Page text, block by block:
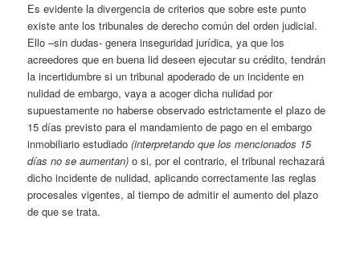
Es evidente la divergencia de criterios que sobre este punto
existe ante los tribunales de derecho común del orden judicial.
Ello –sin dudas- genera inseguridad jurídica, ya que los
acreedores que en buena lid deseen ejecutar su crédito, tendrán
la incertidumbre si un tribunal apoderado de un incidente en
nulidad de embargo, vaya a acoger dicha nulidad por
supuestamente no haberse observado estrictamente el plazo de
15 días previsto para el mandamiento de pago en el embargo
inmobiliario estudiado(interpretando que los mencionados 15
días no se aumentan) o si, por el contrario, el tribunal rechazará
dicho incidente de nulidad, aplicando correctamente las reglas
procesales vigentes, al tiempo de admitir el aumento del plazo
de que se trata.